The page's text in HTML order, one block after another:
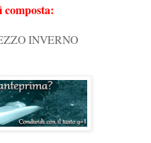
INVERNO